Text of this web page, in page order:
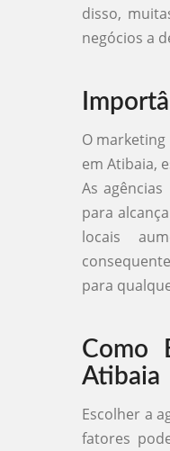
disso,
negócios a
O
em Atibaia,
As
para
locais
para
Como
Atibaia
Escolher a
fatores